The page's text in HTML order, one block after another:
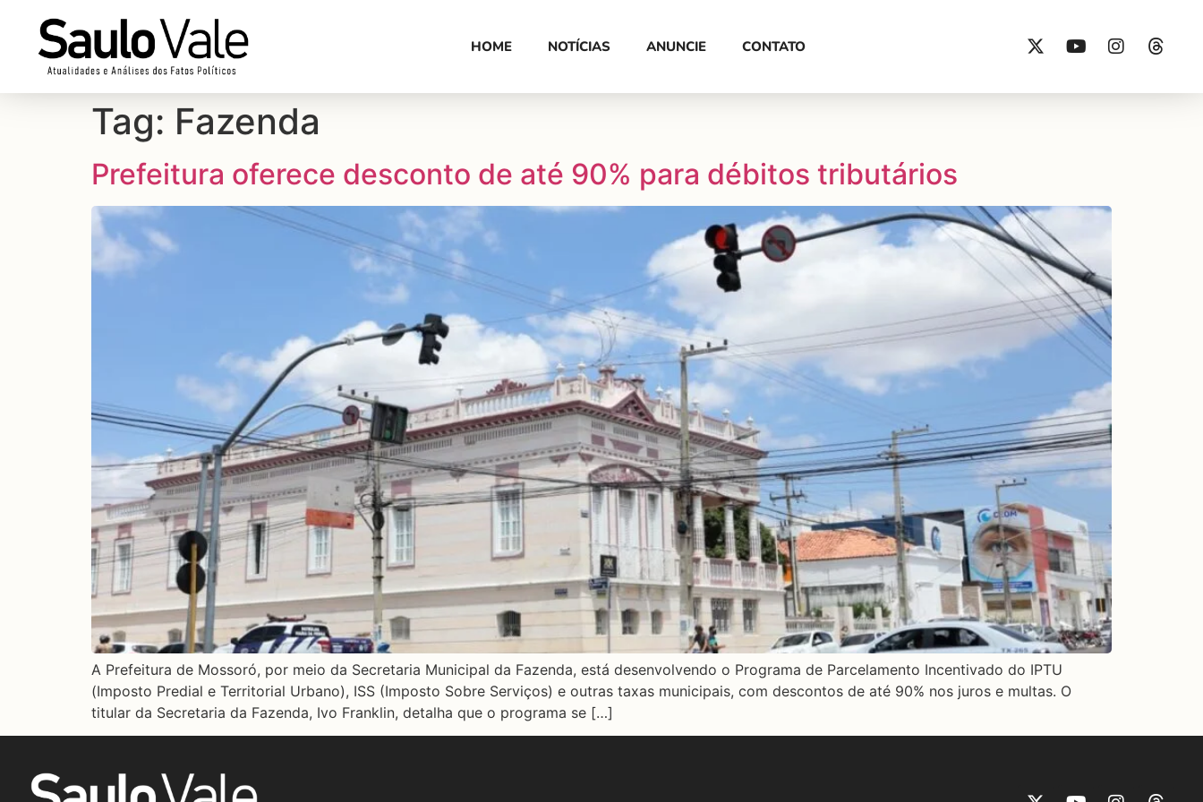
HOME NOTÍCIAS ANUNCIE CONTATO
Tag: Fazenda
Prefeitura oferece desconto de até 90% para débitos tributários
A Prefeitura de Mossoró, por meio da Secretaria Municipal da Fazenda, está desenvolvendo o Programa de Parcelamento Incentivado do IPTU
(Imposto Predial e Territorial Urbano), ISS (Imposto Sobre Serviços) e outras taxas municipais, com descontos de até 90% nos juros e multas. O
titular da Secretaria da Fazenda, Ivo Franklin, detalha que o programa se […]